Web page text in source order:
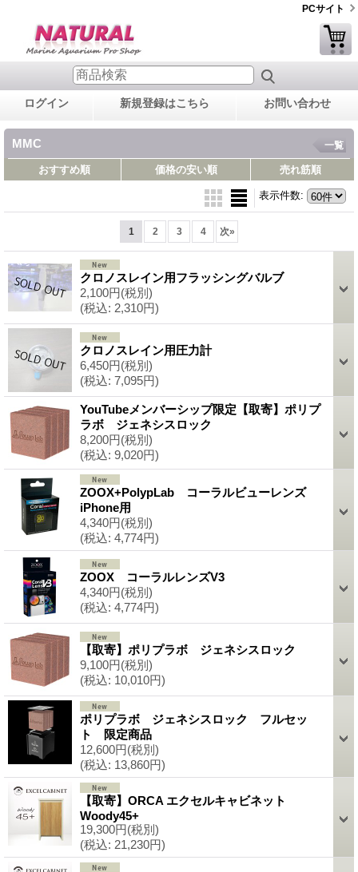
PCサイト
ログイン 新規登録はこちら お問い合わせ
MMC 一覧
おすすめ順 価格の安い順 売れ筋順
表示件数:
1 2 3 4 次»
クロノスレイン用フラッシングバルブ
2,100円(税別)
(税込: 2,310円)
クロノスレイン用圧力計
6,450円(税別)
(税込: 7,095円)
YouTubeメンバーシップ限定【取寄】ポリプ
ラボ ジェネシスロック
8,200円(税別)
(税込: 9,020円)
ZOOX+PolypLab コーラルビューレンズ
iPhone用
4,340円(税別)
(税込: 4,774円)
ZOOX コーラルレンズV3
4,340円(税別)
(税込: 4,774円)
【取寄】ポリプラボ ジェネシスロック
9,100円(税別)
(税込: 10,010円)
ポリプラボ ジェネシスロック フルセッ
ト 限定商品
12,600円(税別)
(税込: 13,860円)
【取寄】ORCA エクセルキャビネット
Woody45+
19,300円(税別)
(税込: 21,230円)